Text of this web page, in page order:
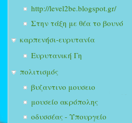
http://level2be.blogspot.gr/
Στην τάξη με θέα το βουνό
καρπενήσι-ευρυτανία
Ευρυτανική Γη
πολιτισμός
βυζαντινο μουσειο
μουσείο ακρόπολης
οδυσσέας - Υπουργείο